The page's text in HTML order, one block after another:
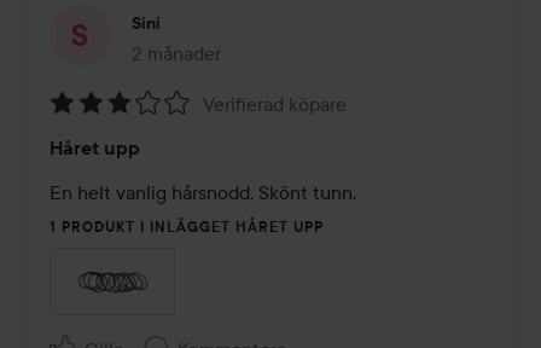
Sini
2 månader
Inlägget skapades 2 månader
3
av
5
Verifierad köpare
Håret upp
En helt vanlig hårsnodd. Skönt tunn.
1 PRODUKT I INLÄGGET HÅRET UPP